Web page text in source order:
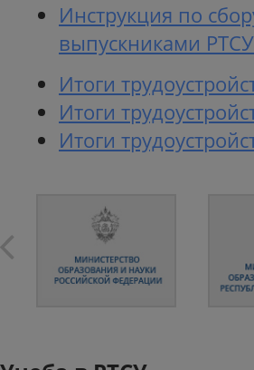
Инструкция по
выпускниками РТСУ
Итоги
Итоги
Итоги